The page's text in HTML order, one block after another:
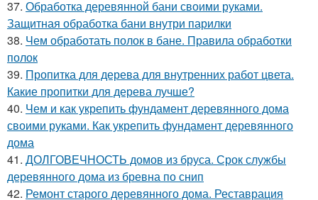
37. Обработка деревянной бани своими руками.
Защитная обработка бани внутри парилки
38. Чем обработать полок в бане. Правила обработки
полок
39. Пропитка для дерева для внутренних работ цвета.
Какие пропитки для дерева лучше?
40. Чем и как укрепить фундамент деревянного дома
своими руками. Как укрепить фундамент деревянного
дома
41. ДОЛГОВЕЧНОСТЬ домов из бруса. Срок службы
деревянного дома из бревна по снип
42. Ремонт старого деревянного дома. Реставрация